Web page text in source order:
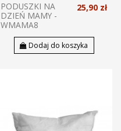
PODUSZKI NA
DZIEŃ MAMY -
WMAMA8
25,90 zł
Dodaj do koszyka